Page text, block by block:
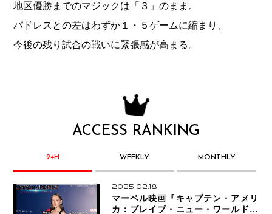
地区優勝までのマジックは「３」のまま。
パドレスとの差はわずか１・５ゲームに縮まり、
今後の残り試合の戦いに緊張感が高まる。
ACCESS RANKING
24H WEEKLY MONTHLY
2025.02.18
マーベル映画『キャプテン・アメリ
カ：ブレイブ・ニュー・ワールド』